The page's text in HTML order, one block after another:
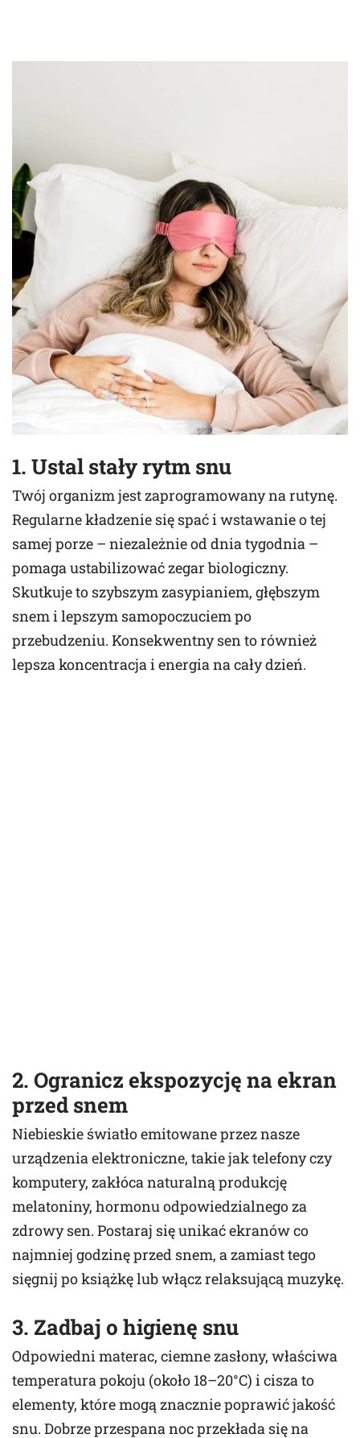
1. Ustal stały rytm snu
Twój organizm jest zaprogramowany na rutynę.
Regularne kładzenie się spać i wstawanie o tej
samej porze – niezależnie od dnia tygodnia –
pomaga ustabilizować zegar biologiczny.
Skutkuje to szybszym zasypianiem, głębszym
snem i lepszym samopoczuciem po
przebudzeniu. Konsekwentny sen to również
lepsza koncentracja i energia na cały dzień.
2. Ogranicz ekspozycję na ekran
przed snem
Niebieskie światło emitowane przez nasze
urządzenia elektroniczne, takie jak telefony czy
komputery, zakłóca naturalną produkcję
melatoniny, hormonu odpowiedzialnego za
zdrowy sen. Postaraj się unikać ekranów co
najmniej godzinę przed snem, a zamiast tego
sięgnij po książkę lub włącz relaksującą muzykę.
3. Zadbaj o higienę snu
Odpowiedni materac, ciemne zasłony, właściwa
temperatura pokoju (około 18–20°C) i cisza to
elementy, które mogą znacznie poprawić jakość
snu. Dobrze przespana noc przekłada się na